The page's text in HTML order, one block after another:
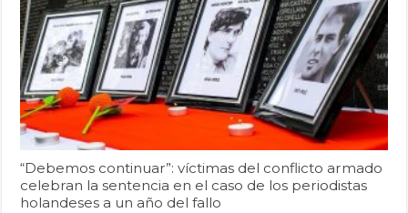
“Debemos continuar”: víctimas del conflicto armado
celebran la sentencia en el caso de los periodistas
holandeses a un año del fallo